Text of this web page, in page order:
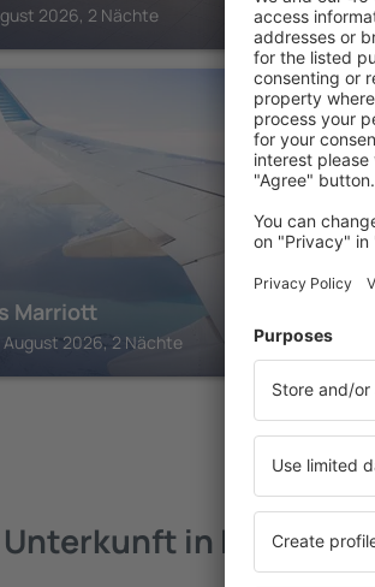
2026, 2 Nächte
Marriott
August 2026, 2 Nächte
Unterkunft in Louisiana